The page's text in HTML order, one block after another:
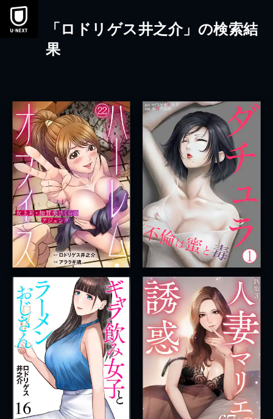
本文へスキップ
「ロドリゲス井之介」の検索結
果